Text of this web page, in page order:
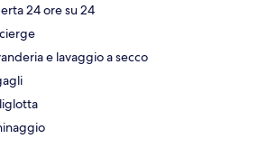
24 ore su 24
e lavaggio a secco